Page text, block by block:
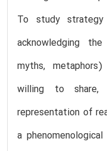
To study
acknowledging
myths,
willing to
representation of
a